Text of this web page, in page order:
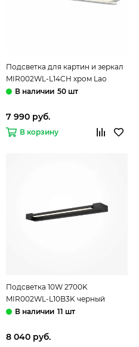
Подсветка для картин и зеркал
MIR002WL-L14CH хром Lao
Maytoni
50 шт
7 990 руб.
В корзину
Подсветка 10W 2700K
MIR002WL-L10B3K черный
Beam Mirror Maytoni
11 шт
8 040 руб.